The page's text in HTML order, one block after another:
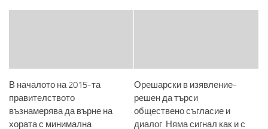
В началото на 2015-та
правителството
възнамерява да върне на
хората с минимална
Орешарски в изявление-
решен да търси
обществено съгласие и
диалог. Няма сигнал как и с